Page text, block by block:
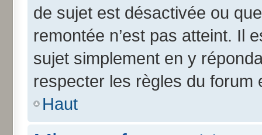
de sujet est désactivée ou
remontée n’est pas atteint. Il
sujet simplement en y
respecter les règles du forum
Haut